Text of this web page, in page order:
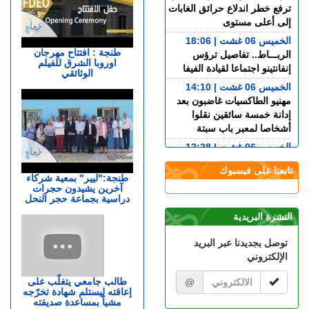
طنجة : افتتاح مهرجان
اوروبا الشرق للفيلم
الوثائقي
طنجة:"ليير" بمعية شركاء
آخرين يشيدون حجرات
دراسية بجماعة حجر النحل
طالب جامعي يتغلّب على
إعاقته ليستلم شهادة تخرّجه
مشياً بمساعدة صديقته
ترفع خطر اندلاع حرائق الغابات
إلى أعلى مستوى
الخميس 06 غشت | 18:06
الربـــاط.. تفاصيل ترؤس
إنفانتينو اجتماعا لقيادة الفيفا
الخميس 06 غشت | 14:10
مهنيو الطاكسيات غاضبون بعد
إدانة خمسة سائقين نقلوا
أشخاصا لمعبر باب سبتة
الخميس 06 غشت | 12:28
بيان توضيحي.. مندوبية السجون
تدحض مزاعم بشأن غياب
الخميس 06 غشت | 11:26
إسبانيا.. القضاء يحقق في عدم
تحذيرات مخابراتية العبور
الجماعي إلى سبتة
الأربعاء 05 غشت | 23:07
في تخصصات مختلفة.. المختبر
تابعنا على فيسبوك
النشرة البريدية
توصل بجديدنا عبر البريد
الإلكتروني
@